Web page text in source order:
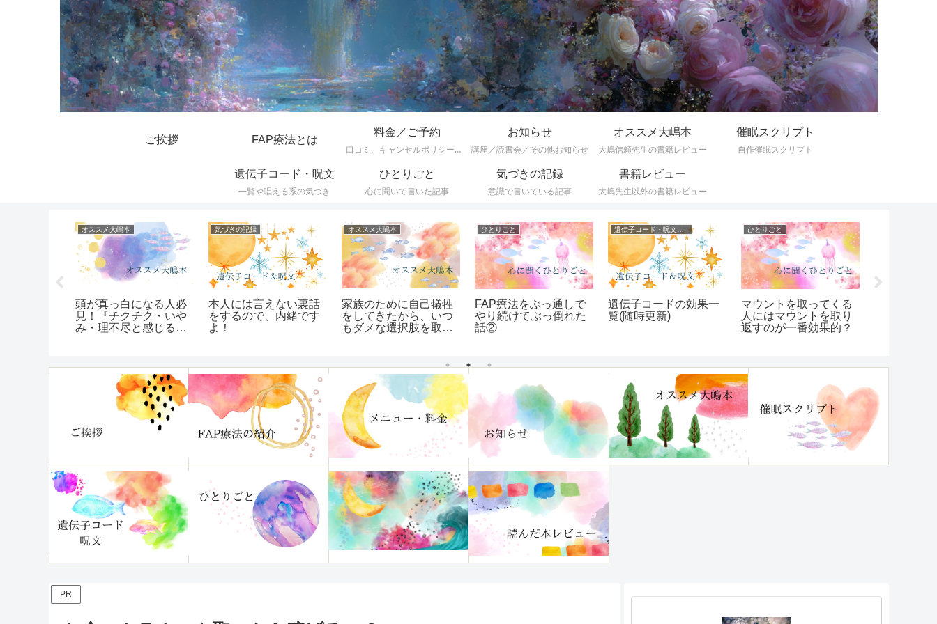
ご挨拶 FAP療法とは
料金／ご予約
口コミ、キャンセルポリシーなど
お知らせ
講座／読書会／その他お知らせ
オススメ大嶋本
大嶋信頼先生の書籍レビュー
催眠スクリプト
自作催眠スクリプト
遺伝子コード・呪文
一覧や唱える系の気づき
ひとりごと
心に聞いて書いた記事
気づきの記録
意識で書いている記事
書籍レビュー
大嶋先生以外の書籍レビュー
オススメ大嶋本
頭が真っ白になる人必
見！『チクチク・いや
み・理不尽と感じる
気づきの記録
本人には言えない裏話
をするので、内緒です
よ！
オススメ大嶋本
家族のために自己犠牲
をしてきたから、いつ
もダメな選択肢を取っ
しまう」クセを治す方
法】レビュー
ひとりごと
FAP療法をぶっ通しで
やり続けてぶっ倒れた
話②
遺伝子コード・呪文一覧
遺伝子コードの効果一
覧(随時更新)
ひとりごと
マウントを取ってくる
人にはマウントを取り
返すのが一番効果的？
PR